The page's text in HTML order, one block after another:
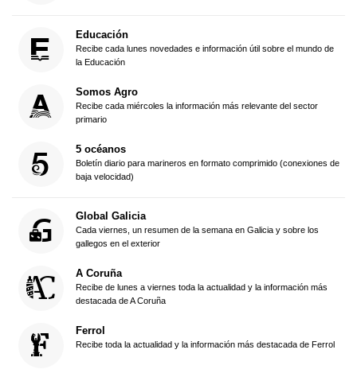
Educación
Recibe cada lunes novedades e información útil sobre el mundo de
la Educación
Somos Agro
Recibe cada miércoles la información más relevante del sector
primario
5 océanos
Boletín diario para marineros en formato comprimido (conexiones de
baja velocidad)
Global Galicia
Cada viernes, un resumen de la semana en Galicia y sobre los
gallegos en el exterior
A Coruña
Recibe de lunes a viernes toda la actualidad y la información más
destacada de A Coruña
Ferrol
Recibe toda la actualidad y la información más destacada de Ferrol